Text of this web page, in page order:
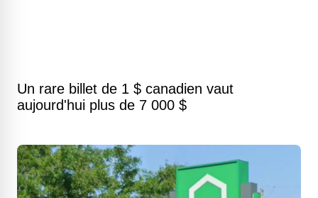
Un rare billet de 1 $ canadien vaut
aujourd'hui plus de 7 000 $